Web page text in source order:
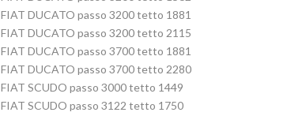
FIAT DUCATO passo 3200 tetto 1881
FIAT DUCATO passo 3200 tetto 2115
FIAT DUCATO passo 3700 tetto 1881
FIAT DUCATO passo 3700 tetto 2280
FIAT SCUDO passo 3000 tetto 1449
FIAT SCUDO passo 3122 tetto 1750